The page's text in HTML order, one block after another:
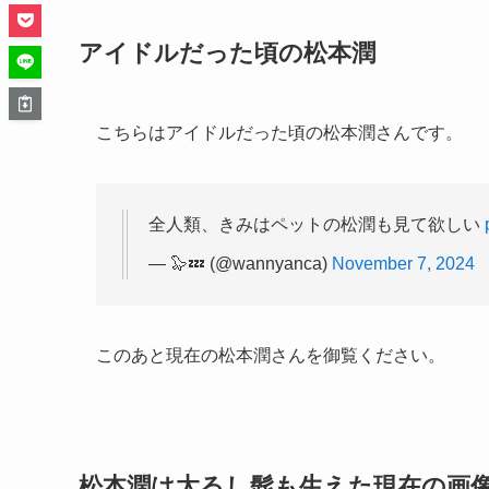
アイドルだった頃の松本潤
こちらはアイドルだった頃の松本潤さんです。
全人類、きみはペットの松潤も見て欲しい
— 🦭💤 (@wannyanca) November 7, 2024
このあと現在の松本潤さんを御覧ください。